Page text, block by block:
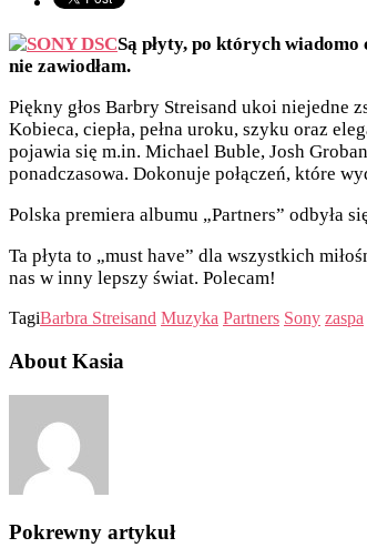
Są płyty, po których wiadomo
nie zawiodłam.
Piękny głos Barbry Streisand ukoi niejedne
Kobieca, ciepła, pełna uroku, szyku oraz
pojawia się m.in. Michael Buble, Josh
ponadczasowa. Dokonuje połączeń, które
Polska premiera albumu „Partners” odbyła
Ta płyta to „must have” dla wszystkich
nas w inny lepszy świat. Polecam!
TagiBarbra Streisand Muzyka Partners Sony zaspa
About Kasia
Pokrewny artykuł